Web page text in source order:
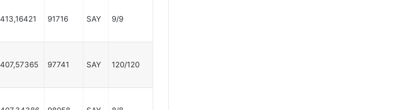
413,16421 91716 SAY 9/9
407,57365 97741 SAY 120/120